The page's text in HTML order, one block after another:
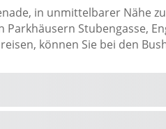
in unmittelbarer Nähe
Stubengasse,
können Sie bei den